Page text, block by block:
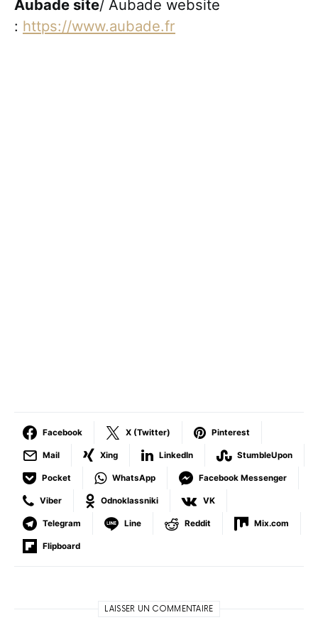
Aubade site/ Aubade website
: https://www.aubade.fr
Facebook X (Twitter) Pinterest
Mail Xing LinkedIn StumbleUpon
Pocket WhatsApp Facebook Messenger
Viber Odnoklassniki VK
Telegram Line Reddit Mix.com
Flipboard
LAISSER UN COMMENTAIRE